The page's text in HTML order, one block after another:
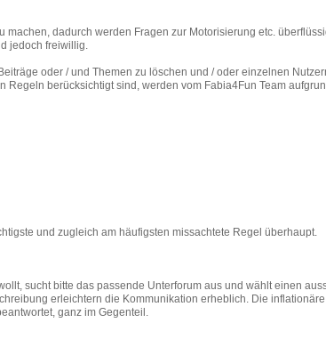
dadurch werden Fragen zur Motorisierung etc.
jedoch freiwillig.
oder / und Themen zu löschen und / oder einzelnen
berücksichtigt sind, werden vom Fabia4Fun Team
und zugleich am häufigsten missachtete Regel überhaupt.
sucht bitte das passende Unterforum aus und wählt einen
erleichtern die Kommunikation erheblich. Die
ganz im Gegenteil.